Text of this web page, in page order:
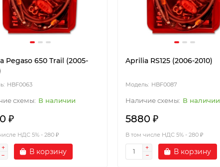
Pegaso 650 Trail (2005-
HBF0063
В наличии
₽
НДС 5% - 280 ₽
В корзину
Aprilia RS125 (2006-2010)
HBF0087
В наличии
5880 ₽
В том числе НДС 5% - 280 ₽
В корзину